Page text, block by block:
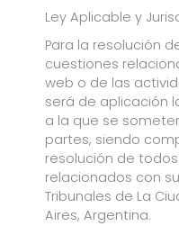
Ley Aplicable y
Para la resolución
cuestiones
web o de las
será de aplicación
a la que se
partes, siendo
resolución de
relacionados con
Tribunales de La
Aires, Argentina.